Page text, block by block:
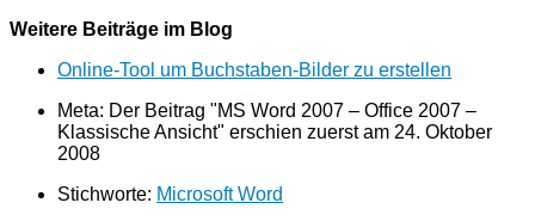
Weitere Beiträge im Blog
Online‑Tool um Buchstaben‑Bilder zu erstellen
Meta: Der Beitrag "MS Word 2007 – Office 2007 –
Klassische Ansicht" erschien zuerst am 24. Oktober
2008
Stichworte: Microsoft Word